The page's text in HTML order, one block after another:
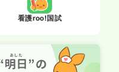
看護roo!国試